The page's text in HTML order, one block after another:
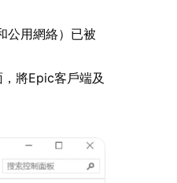
公用網絡）已被
將Epic客戶端及